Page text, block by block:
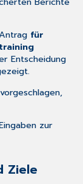
für
Entscheidung
zur
Ziele